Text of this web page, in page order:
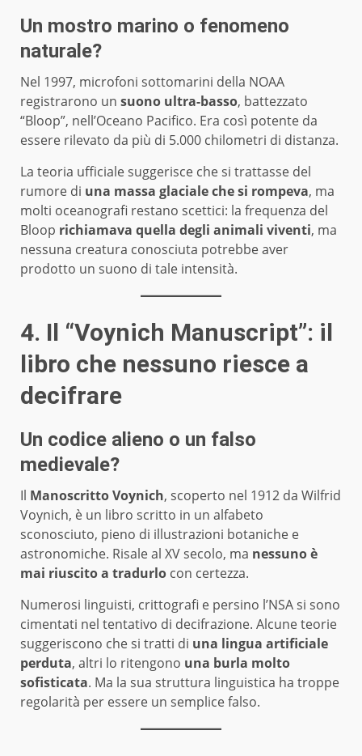
Un mostro marino o fenomeno
naturale?
Nel 1997, microfoni sottomarini della NOAA
registrarono un suono ultra-basso, battezzato
“Bloop”, nell’Oceano Pacifico. Era così potente da
essere rilevato da più di 5.000 chilometri di distanza.
La teoria ufficiale suggerisce che si trattasse del
rumore di una massa glaciale che si rompeva, ma
molti oceanografi restano scettici: la frequenza del
Bloop richiamava quella degli animali viventi, ma
nessuna creatura conosciuta potrebbe aver
prodotto un suono di tale intensità.
4. Il “Voynich Manuscript”: il
libro che nessuno riesce a
decifrare
Un codice alieno o un falso
medievale?
Il Manoscritto Voynich, scoperto nel 1912 da Wilfrid
Voynich, è un libro scritto in un alfabeto
sconosciuto, pieno di illustrazioni botaniche e
astronomiche. Risale al XV secolo, ma nessuno è
mai riuscito a tradurlo con certezza.
Numerosi linguisti, crittografi e persino l’NSA si sono
cimentati nel tentativo di decifrazione. Alcune teorie
suggeriscono che si tratti di una lingua artificiale
perduta, altri lo ritengono una burla molto
sofisticata. Ma la sua struttura linguistica ha troppe
regolarità per essere un semplice falso.